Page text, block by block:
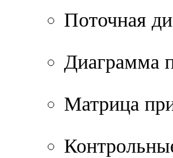
Поточная
Диаграмма
Матрица